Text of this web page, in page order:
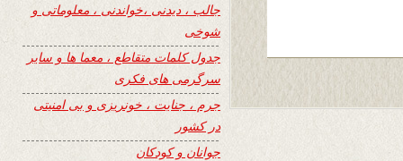
جالب ، دیدنی ،خواندنی ، معلوماتی و
شوخی
جدول کلمات متقاطع ، معما ها و سایر
سرگرمی های فکری
جرم ، جنایت ، خونریزی و بی امنیتی
در کشور
جوانان و کودکان